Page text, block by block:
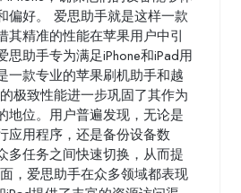
偏好。 爱思助手就是这样一款
其精准的性能在苹果用户中引
思助手专为满足iPhone和iPad用
一款专业的苹果刷机助手和越
极致性能进一步巩固了其作为
地位。用户普遍发现，无论是
应用程序，还是备份设备数
多任务之间快速切换，从而提
，爱思助手在众多领域都表现